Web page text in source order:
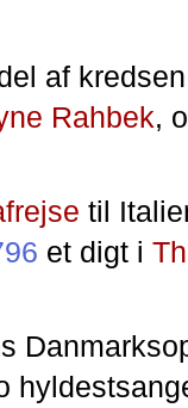
af
Rahbek,
til
et digt i